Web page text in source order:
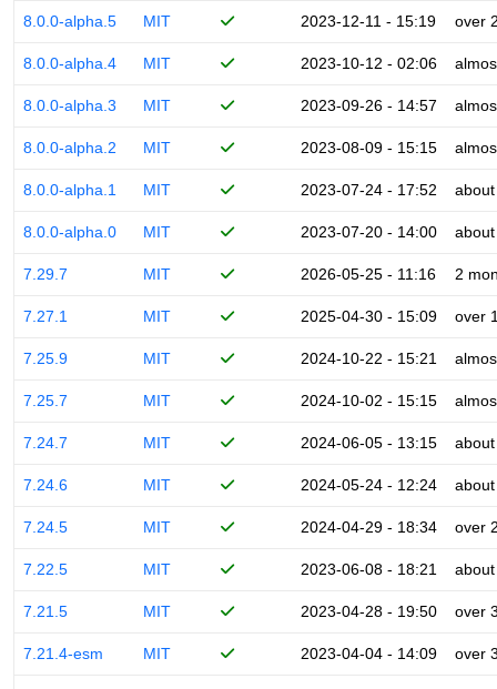
8.0.0-alpha.5 MIT 2023-12-11 - 15:19 over
8.0.0-alpha.4 MIT 2023-10-12 - 02:06
8.0.0-alpha.3 MIT 2023-09-26 - 14:57
8.0.0-alpha.2 MIT 2023-08-09 - 15:15
8.0.0-alpha.1 MIT 2023-07-24 - 17:52
8.0.0-alpha.0 MIT 2023-07-20 - 14:00
7.29.7 MIT 2026-05-25 - 11:16 2
7.27.1 MIT 2025-04-30 - 15:09 over
7.25.9 MIT 2024-10-22 - 15:21
7.25.7 MIT 2024-10-02 - 15:15
7.24.7 MIT 2024-06-05 - 13:15
7.24.6 MIT 2024-05-24 - 12:24
7.24.5 MIT 2024-04-29 - 18:34 over
7.22.5 MIT 2023-06-08 - 18:21
7.21.5 MIT 2023-04-28 - 19:50 over
7.21.4-esm MIT 2023-04-04 - 14:09 over